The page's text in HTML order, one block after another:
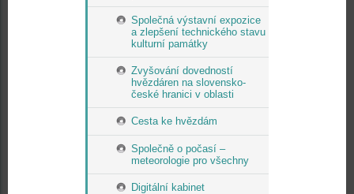
Společná výstavní expozice
a zlepšení technického stavu
kulturní památky
Zvyšování dovedností
hvězdáren na slovensko-
české hranici v oblasti
Cesta ke hvězdám
Společně o počasí –
meteorologie pro všechny
Digitální kabinet